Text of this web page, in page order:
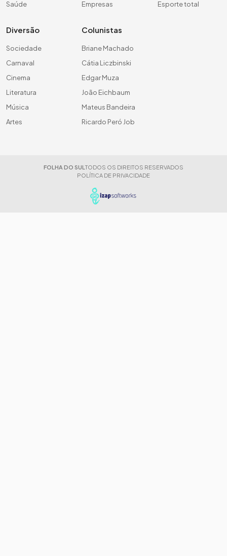
Saúde
Empresas
Esporte total
Diversão
Sociedade
Carnaval
Cinema
Literatura
Música
Artes
Colunistas
Briane Machado
Cátia Liczbinski
Edgar Muza
João Eichbaum
Mateus Bandeira
Ricardo Peró Job
FOLHA DO SUL TODOS OS DIREITOS RESERVADOS
POLÍTICA DE PRIVACIDADE